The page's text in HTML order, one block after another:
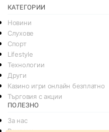
КАТЕГОРИИ
Новини
Слухове
Спорт
Lifestyle
Технологии
Други
Казино игри онлайн безплатно
Търговия с акции
ПОЛЕЗНО
За нас